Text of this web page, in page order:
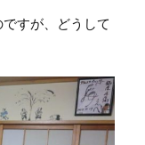
すが、どうして